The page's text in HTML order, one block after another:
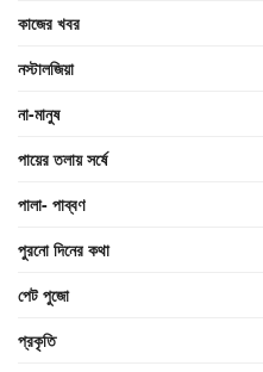
কাজের খবর
নস্টালজিয়া
না-মানুষ
পায়ের তলায় সর্ষে
পালা- পাব্বণ
পুরনো দিনের কথা
পেট পুজো
প্রকৃতি